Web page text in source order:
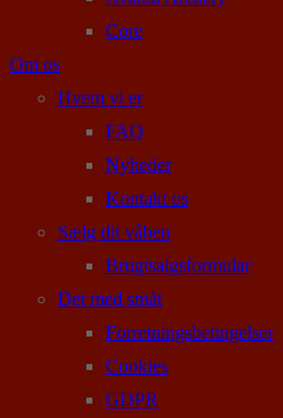
Core
Om os
Hvem vi er
FAQ
Nyheder
Kontakt os
Sælg dit våben
Brugtsalgsformular
Det med småt
Forretningsbetingelser
Cookies
GDPR